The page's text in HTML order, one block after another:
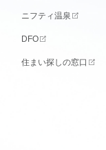
ニフティ温泉
DFO
住まい探しの窓口